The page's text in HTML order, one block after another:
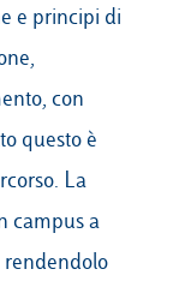
e principi di
con
questo è
La
campus a
rendendolo